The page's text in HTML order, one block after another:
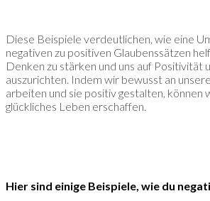
Diese Beispiele verdeutlichen, wie eine
negativen zu positiven Glaubenssätzen
Denken zu stärken und uns auf Positivität
auszurichten. Indem wir bewusst an
arbeiten und sie positiv gestalten, können
glückliches Leben erschaffen.
Hier sind einige Beispiele, wie du